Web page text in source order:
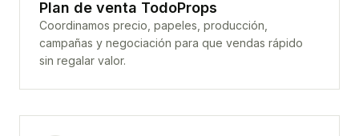
Plan de venta TodoProps
Coordinamos precio, papeles, producción,
campañas y negociación para que vendas rápido
sin regalar valor.